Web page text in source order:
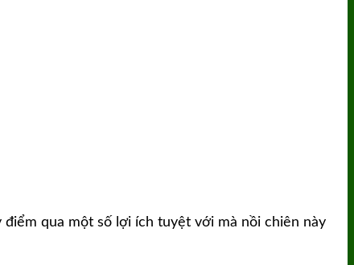
qua một số lợi ích tuyệt với mà nồi chiên này